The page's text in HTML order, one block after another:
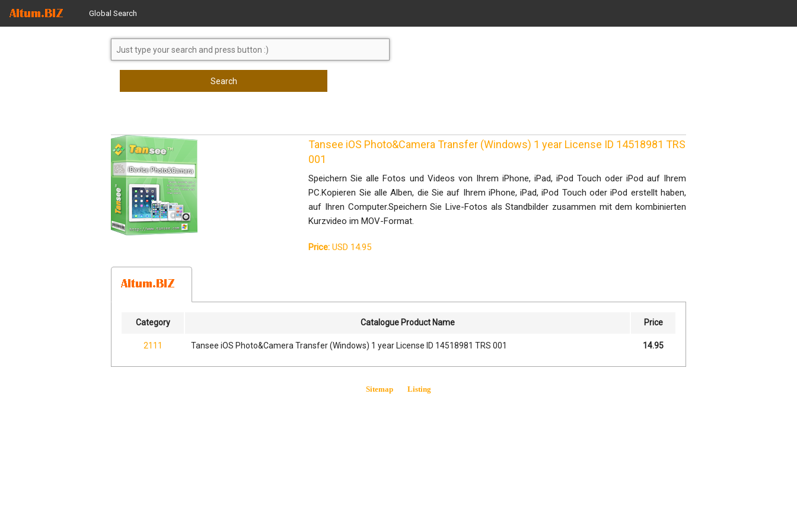
Global Search
Search
Tansee iOS Photo&Camera Transfer (Windows) 1 year License ID 14518981 TRS
001
Speichern Sie alle Fotos und Videos von Ihrem iPhone, iPad, iPod Touch oder iPod auf Ihrem
PC.Kopieren Sie alle Alben, die Sie auf Ihrem iPhone, iPad, iPod Touch oder iPod erstellt haben,
auf Ihren Computer.Speichern Sie Live-Fotos als Standbilder zusammen mit dem kombinierten
Kurzvideo im MOV-Format.
Price: USD 14.95
Category Catalogue Product Name Price
2111 Tansee iOS Photo&Camera Transfer (Windows) 1 year License ID 14518981 TRS 001 14.95
Sitemap Listing